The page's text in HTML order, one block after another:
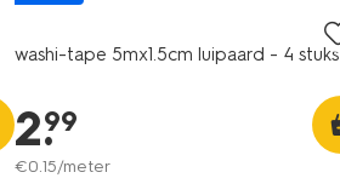
washi-tape 5mx1.5cm luipaard - 4 stuks
2.
99
€0.15/meter